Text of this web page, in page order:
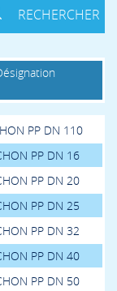
RECHERCHER
PP DN 110
PP DN 16
PP DN 20
PP DN 25
PP DN 32
PP DN 40
PP DN 50